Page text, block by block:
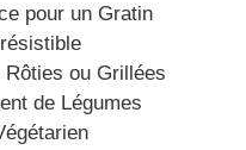
pour un Gratin
ou Grillées
de Légumes